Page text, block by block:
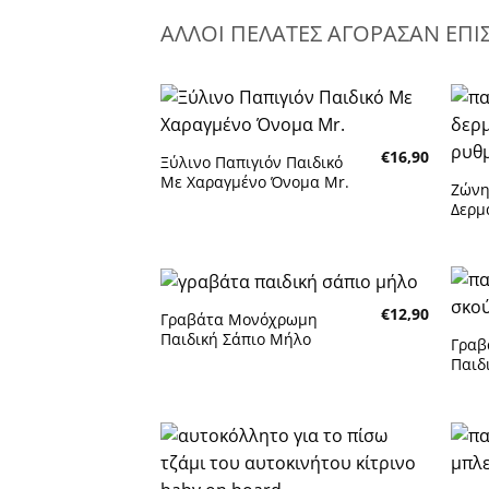
ΑΛΛΟΙ ΠΕΛΑΤΕΣ ΑΓΟΡΑΣΑΝ
στην λίστα
Ξύλινο Παπιγιόν Παιδικό
Με Χαραγμένο Όνομα Mr.
€16,90
Γραβάτα Μονόχρωμη
Παιδική Σάπιο Μήλο
€12,90